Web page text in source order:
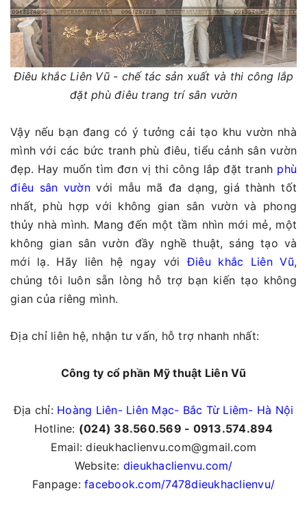
Điêu khắc Liên Vũ - chế tác sản xuất và thi công lắp
đặt phù điêu trang trí sân vườn
Vậy nếu bạn đang có ý tưởng cải tạo khu vườn nhà
mình với các bức tranh phù điêu, tiểu cảnh sân vườn
đẹp. Hay muốn tìm đơn vị thi công lắp đặt tranh phù
điêu sân vườnvới mẫu mã đa dạng, giá thành tốt
nhất, phù hợp với không gian sân vườn và phong
thủy nhà mình. Mang đến một tầm nhìn mới mẻ, một
không gian sân vườn đầy nghề thuật, sáng tạo và
mới lạ. Hãy liên hệ ngay vớiĐiêu khắc Liên Vũ,
chúng tôi luôn sẵn lòng hỗ trợ bạn kiến tạo không
gian của riêng mình.
Địa chỉ liên hệ, nhận tư vấn, hỗ trợ nhanh nhất:
Công ty cổ phần Mỹ thuật Liên Vũ
Địa chỉ: Hoàng Liên- Liên Mạc- Bắc Từ Liêm- Hà Nội
Hotline: (024) 38.560.569 - 0913.574.894
Email: dieukhaclienvu.com@gmail.com
Website: dieukhaclienvu.com/
Fanpage:facebook.com/7478dieukhaclienvu/